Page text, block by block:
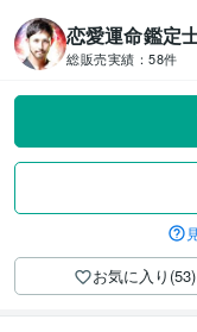
恋愛運命鑑定
総販売実績： 58件
お気に入り(53)